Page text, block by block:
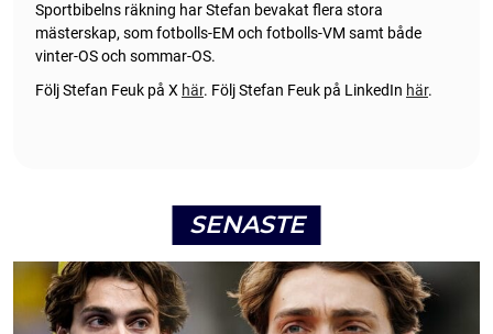
Sportbibelns räkning har Stefan bevakat flera stora
mästerskap, som fotbolls-EM och fotbolls-VM samt både
vinter-OS och sommar-OS.
Följ Stefan Feuk på X här. Följ Stefan Feuk på LinkedIn här.
SENASTE